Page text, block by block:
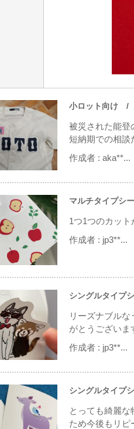
小ロット向け /
被災された能登
短納期での相談
作成者 : aka**...
マルチタイプシ
1つ1つのカッ
作成者 : jp3**...
シングルタイプ
リーズナブル
がとうございま
作成者 : jp3**...
シングルタイプ
とっても綺麗
ため今後もリピ